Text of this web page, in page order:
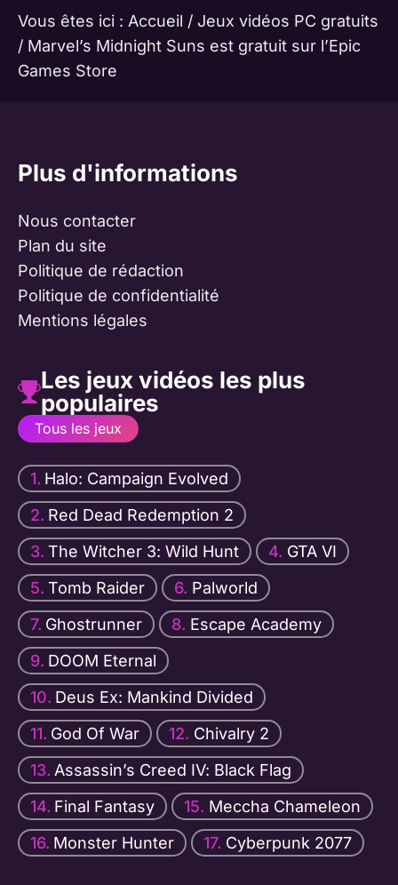
Vous êtes ici : Accueil / Jeux vidéos PC gratuits
/ Marvel’s Midnight Suns est gratuit sur l’Epic
Games Store
Plus d'informations
Nous contacter
Plan du site
Politique de rédaction
Politique de confidentialité
Mentions légales
Les jeux vidéos les plus
populaires
Tous les jeux
Halo: Campaign Evolved
Red Dead Redemption 2
The Witcher 3: Wild Hunt
GTA VI
Tomb Raider
Palworld
Ghostrunner
Escape Academy
DOOM Eternal
Deus Ex: Mankind Divided
God Of War
Chivalry 2
Assassin’s Creed IV: Black Flag
Final Fantasy
Meccha Chameleon
Monster Hunter
Cyberpunk 2077